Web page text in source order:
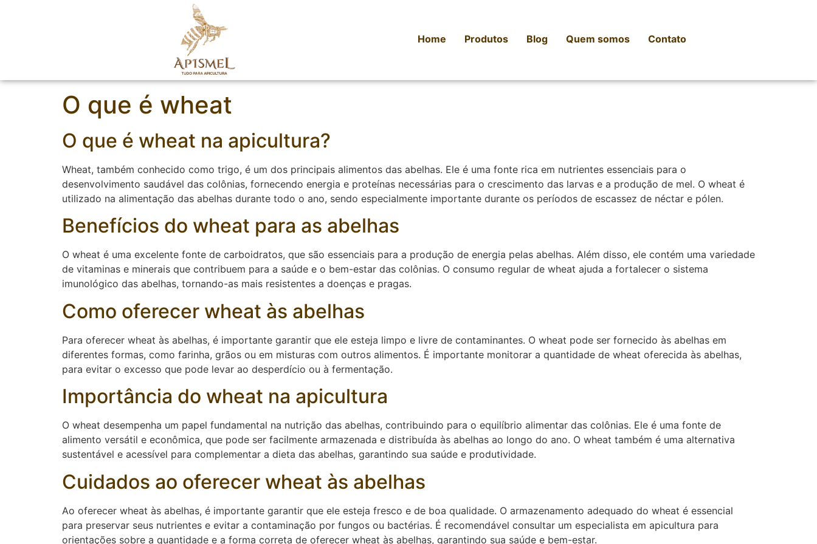
Home Produtos Blog Quem somos Contato
O que é wheat
O que é wheat na apicultura?
Wheat, também conhecido como trigo, é um dos principais alimentos das abelhas. Ele é uma fonte rica em nutrientes essenciais para o
desenvolvimento saudável das colônias, fornecendo energia e proteínas necessárias para o crescimento das larvas e a produção de mel. O wheat é
utilizado na alimentação das abelhas durante todo o ano, sendo especialmente importante durante os períodos de escassez de néctar e pólen.
Benefícios do wheat para as abelhas
O wheat é uma excelente fonte de carboidratos, que são essenciais para a produção de energia pelas abelhas. Além disso, ele contém uma variedade
de vitaminas e minerais que contribuem para a saúde e o bem-estar das colônias. O consumo regular de wheat ajuda a fortalecer o sistema
imunológico das abelhas, tornando-as mais resistentes a doenças e pragas.
Como oferecer wheat às abelhas
Para oferecer wheat às abelhas, é importante garantir que ele esteja limpo e livre de contaminantes. O wheat pode ser fornecido às abelhas em
diferentes formas, como farinha, grãos ou em misturas com outros alimentos. É importante monitorar a quantidade de wheat oferecida às abelhas,
para evitar o excesso que pode levar ao desperdício ou à fermentação.
Importância do wheat na apicultura
O wheat desempenha um papel fundamental na nutrição das abelhas, contribuindo para o equilíbrio alimentar das colônias. Ele é uma fonte de
alimento versátil e econômica, que pode ser facilmente armazenada e distribuída às abelhas ao longo do ano. O wheat também é uma alternativa
sustentável e acessível para complementar a dieta das abelhas, garantindo sua saúde e produtividade.
Cuidados ao oferecer wheat às abelhas
Ao oferecer wheat às abelhas, é importante garantir que ele esteja fresco e de boa qualidade. O armazenamento adequado do wheat é essencial
para preservar seus nutrientes e evitar a contaminação por fungos ou bactérias. É recomendável consultar um especialista em apicultura para
orientações sobre a quantidade e a forma correta de oferecer wheat às abelhas, garantindo sua saúde e bem-estar.